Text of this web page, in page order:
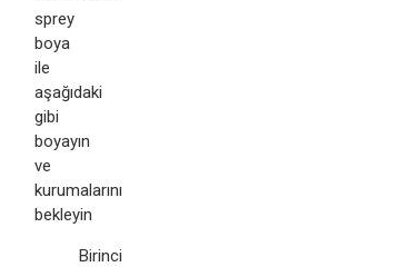
sprey
boya
ile
aşağıdaki
gibi
boyayın
ve
kurumalarını
bekleyin
Birinci